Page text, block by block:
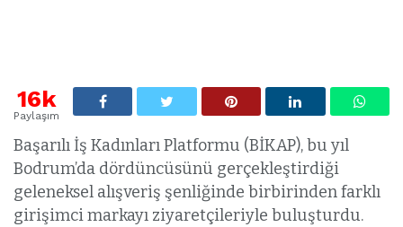
16k
Paylaşım
Başarılı İş Kadınları Platformu (BİKAP), bu yıl
Bodrum’da dördüncüsünü gerçekleştirdiği
geleneksel alışveriş şenliğinde birbirinden farklı
girişimci markayı ziyaretçileriyle buluşturdu.